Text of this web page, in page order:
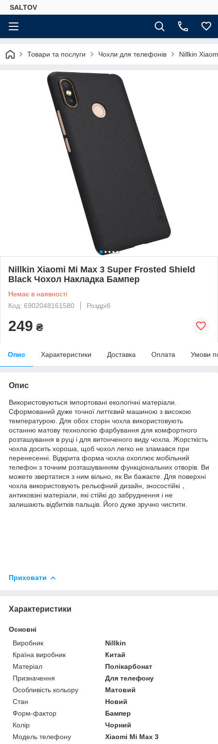
SALTOV
Товари та послуги Чохли для телефонів Nillkin
Nillkin Xiaomi Mi Max 3 Super Frosted Shield
Black Чохол Накладка Бампер
Немає в наявності
Код: 6902048161580
Роздріб
249 ₴
Опис Характеристики Доставка Оплата Умови
Опис
Використовуються імпортовані екологічні матеріали.
Сформований дуже точної литтєвий машиною з високою
температурою. Для обох сторін чохла використовують
останню матову технологію фарбування для комфортного
розташування в руці і для витонченого виду чохла. Жорсткість
чохла досить хороша, щоб чохол легко не зламався при
перенесенні. Відкрита форма чохла охоплює мобільний
телефон з точним розташуванням функціональних отворів. Ви
можете звертатися з ним вільно, як Ви бажаєте. Для поверхні
чохла використовують рельєфний дизайн, зносостійкі，
антиковзні матеріали, які стійкі до забруднення і не
залишають відбитків пальців. Його дуже зручно чистити.
Приховати
Характеристики
Основні
Виробник
Nillkin
Країна виробник
Китай
Матеріал
Полікарбонат
Призначення
Для телефону
Особливість кольору
Матовий
Стан
Новий
Форм-фактор
Бампер
Колір
Чорний
Модель телефону
Xiaomi Mi Max 3